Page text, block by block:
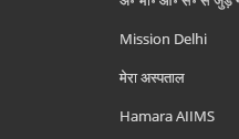
Mission Delhi
मेरा अस्पताल
Hamara AIIMS